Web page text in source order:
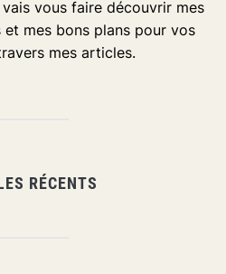
vous faire découvrir mes
mes bons plans pour vos
mes articles.
RÉCENTS